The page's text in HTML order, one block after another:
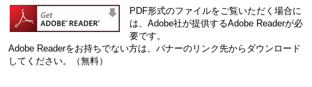
PDF形式のファイルをご覧いただく場合に
は、Adobe社が提供するAdobe Readerが必
要です。
Adobe Readerをお持ちでない方は、バナーのリンク先からダウンロード
してください。（無料）